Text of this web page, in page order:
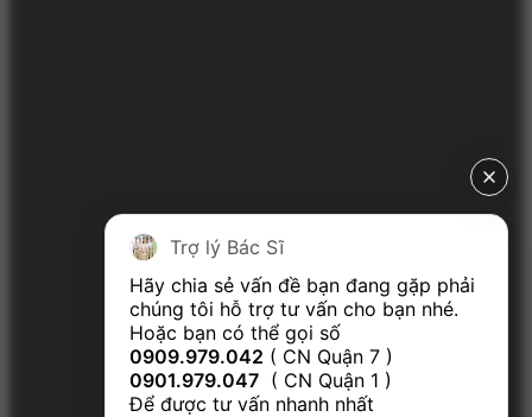
Trợ lý Bác Sĩ
Hãy chia sẻ vấn đề bạn đang gặp phải
chúng tôi hỗ trợ tư vấn cho bạn nhé.
Hoặc bạn có thể gọi số
0909.979.042
0901.979.047
  ( CN Quận 1 )
Để được tư vấn nhanh nhất